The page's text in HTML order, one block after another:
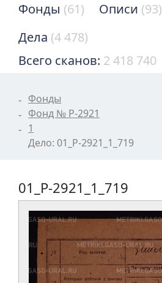
Фонды (61) Описи (93)
Дела (4 478)
Всего сканов: 2 418 740
Фонды
Фонд № Р-2921
1
Дело: 01_Р-2921_1_719
01_Р-2921_1_719